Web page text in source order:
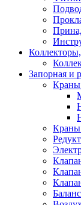
Запорная и
Краны
Краны